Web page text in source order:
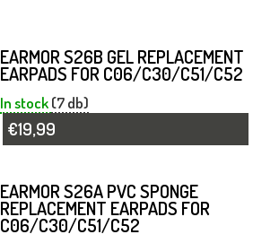
EARMOR S26B GEL REPLACEMENT
EARPADS FOR C06/C30/C51/C52
In stock(7 db)
€19,99
EARMOR S26A PVC SPONGE
REPLACEMENT EARPADS FOR
C06/C30/C51/C52